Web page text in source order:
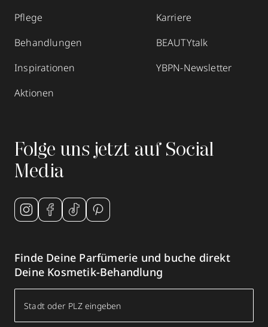
Pflege
Behandlungen
Inspirationen
Aktionen
Karriere
BEAUTYtalk
YBPN-Newsletter
Folge uns jetzt auf Social
Media
Finde Deine Parfümerie und buche direkt
Deine Kosmetik-Behandlung